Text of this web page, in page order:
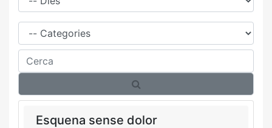
Família
Cerca
Esquena sense dolor